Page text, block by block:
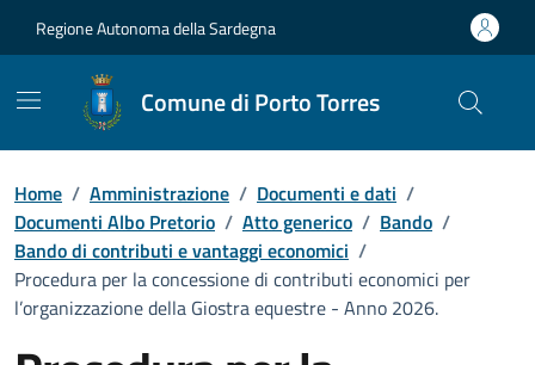
Regione Autonoma della Sardegna
Comune di Porto Torres
Home / Amministrazione / Documenti e dati /
Documenti Albo Pretorio / Atto generico / Bando /
Bando di contributi e vantaggi economici /
Procedura per la concessione di contributi economici per
l’organizzazione della Giostra equestre - Anno 2026.